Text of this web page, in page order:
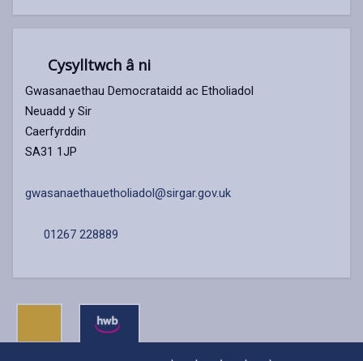
Cysylltwch â ni
Gwasanaethau Democrataidd ac Etholiadol
Neuadd y Sir
Caerfyrddin
SA31 1JP
gwasanaethauetholiadol@sirgar.gov.uk
01267 228889